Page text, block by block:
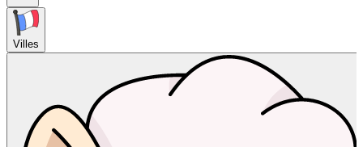
Villes